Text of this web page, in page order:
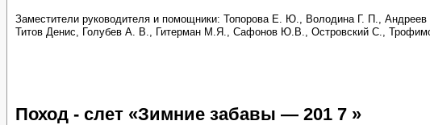
Заместители руководителя и помощники: Топорова Е. Ю., Володина Г. П.,
Титов Денис, Голубев А. В., Гитерман М.Я., Сафонов Ю.В., Островский С.,
Поход - слет «Зимние забавы — 201 7 »